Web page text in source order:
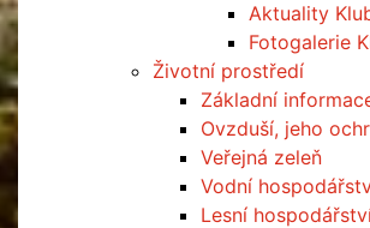
Aktuality
Fotogalerie
Životní prostředí
Základní
Ovzduší, jeho
Veřejná zeleň
Vodní
Lesní